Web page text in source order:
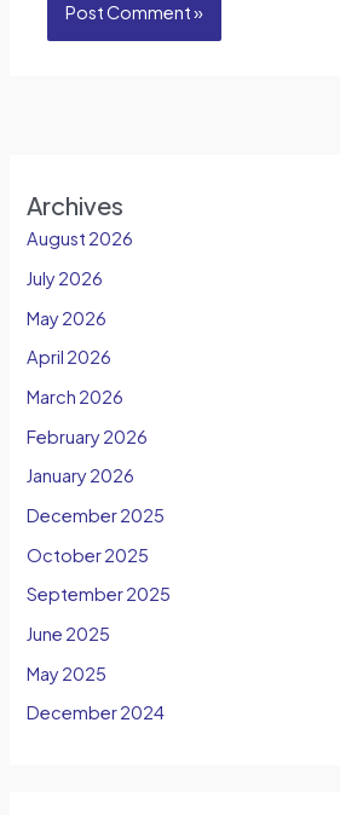
Archives
August 2026
July 2026
May 2026
April 2026
March 2026
February 2026
January 2026
December 2025
October 2025
September 2025
June 2025
May 2025
December 2024